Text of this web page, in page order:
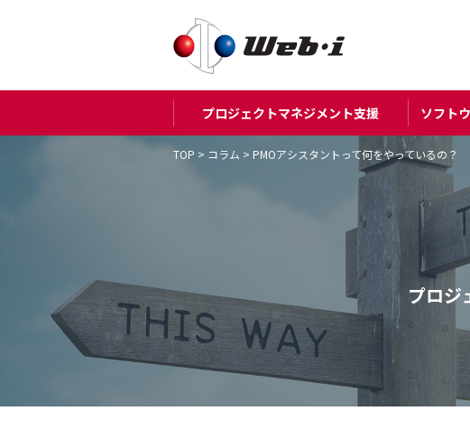
プロジェクトマネジメント支援 ソフト
プロジ
TOP > コラム > PMOアシスタントって何をやっているの？